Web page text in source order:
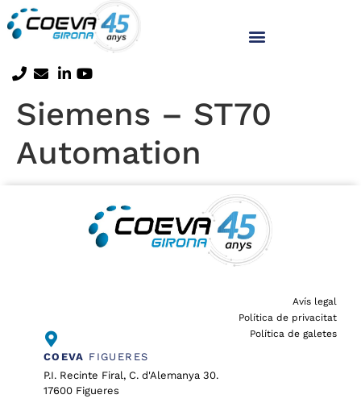
Siemens – ST70
Automation
Avís legal
Política de privacitat
Política de galetes
COEVA FIGUERES
P.I. Recinte Firal, C. d'Alemanya 30.
17600 Figueres